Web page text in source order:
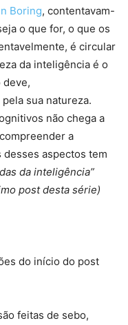
Boring, contentavam-
o que for, o que os
é circular
da inteligência é o
deve,
sua natureza.
não chega a
a
aspectos tem
da inteligência”
post desta série)
do início do post
feitas de sebo,